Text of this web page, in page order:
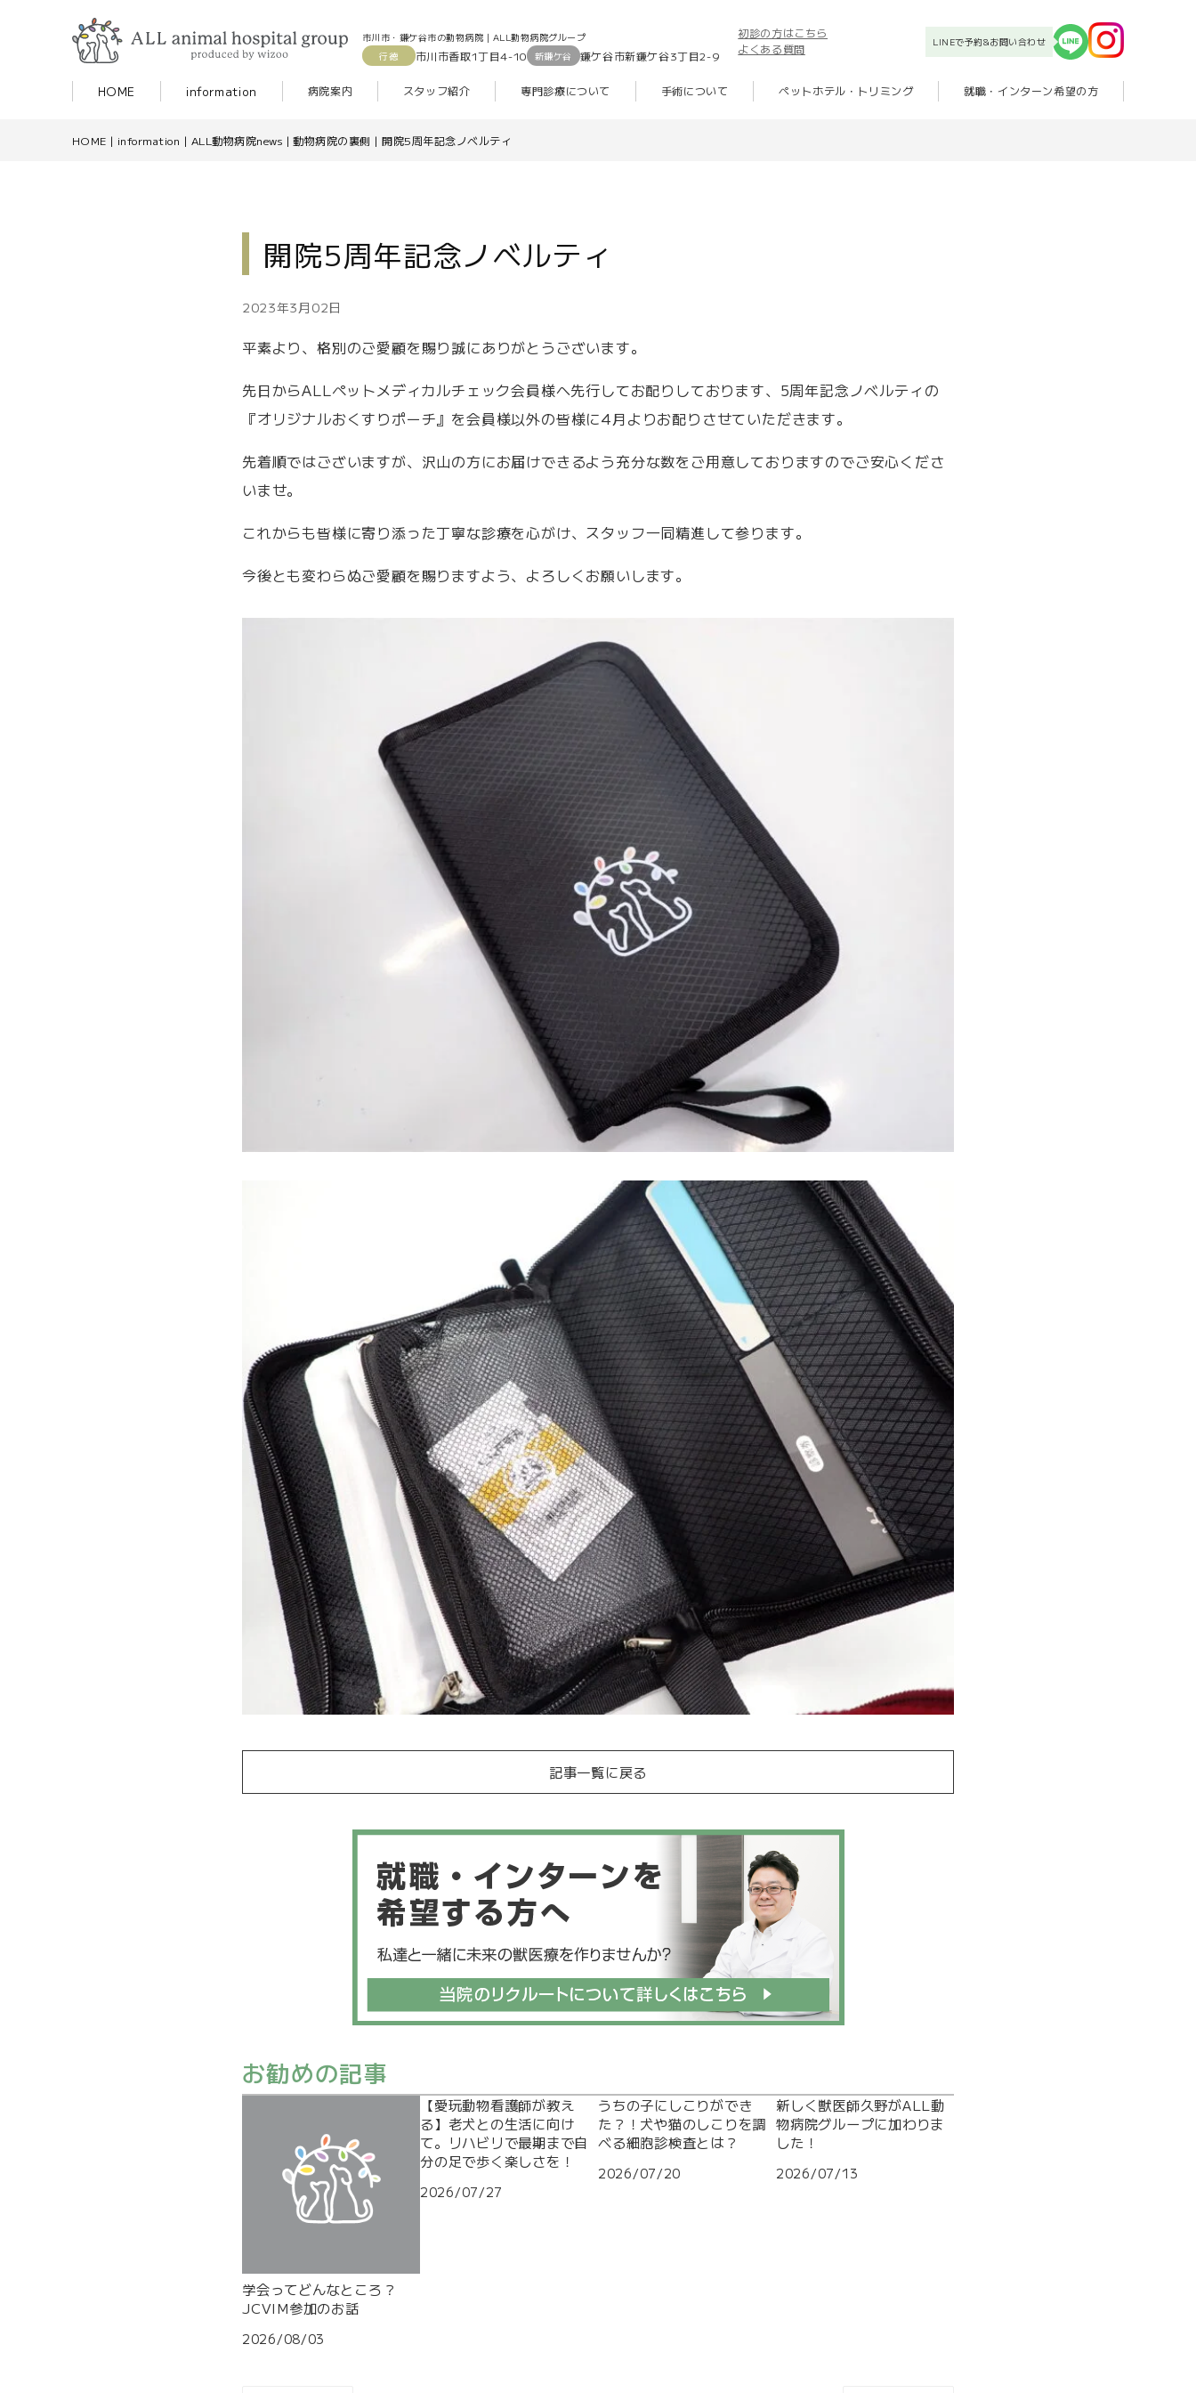
市川市・鎌ケ谷市の動物病院｜ALL動物病院グループ
行徳
市川市香取1丁目4-10 新鎌ケ谷 鎌ケ谷市新鎌ケ谷3丁目2-9
初診の方はこちら
よくある質問
LINEで予約&お問い合わせ
HOME information 病院案内 スタッフ紹介 専門診療について 手術について ペットホテル・トリミング 就職・インターン希望の方
HOME | information | ALL動物病院news | 動物病院の裏側 | 開院5周年記念ノベルティ
開院5周年記念ノベルティ
2023年3月02日
平素より、格別のご愛顧を賜り誠にありがとうございます。
先日からALLペットメディカルチェック会員様へ先行してお配りしております、5周年記念ノベルティの
『オリジナルおくすりポーチ』を会員様以外の皆様に4月よりお配りさせていただきます。
先着順ではございますが、沢山の方にお届けできるよう充分な数をご用意しておりますのでご安心くださ
いませ。
これからも皆様に寄り添った丁寧な診療を心がけ、スタッフ一同精進して参ります。
今後とも変わらぬご愛顧を賜りますよう、よろしくお願いします。
記事一覧に戻る
お勧めの記事
学会ってどんなところ？
JCVIM参加のお話
2026/08/03
【愛玩動物看護師が教え
る】老犬との生活に向け
て。リハビリで最期まで自
分の足で歩く楽しさを！
2026/07/27
うちの子にしこりができ
た？！犬や猫のしこりを調
べる細胞診検査とは？
2026/07/20
新しく獣医師久野がALL動
物病院グループに加わりま
した！
2026/07/13